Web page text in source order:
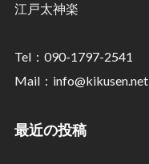
江戸太神楽
Tel：090-1797-2541
Mail：info@kikusen.net
最近の投稿